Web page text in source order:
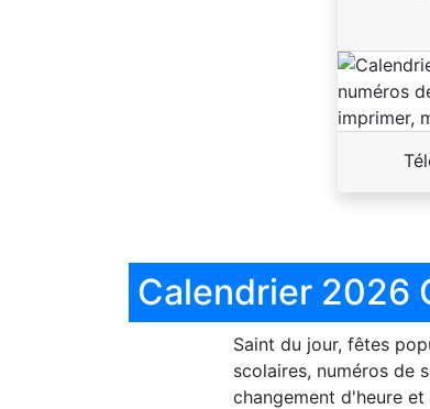
Calendrier 2026
Saint du jour, fêtes
scolaires, numéros de
changement d'heure